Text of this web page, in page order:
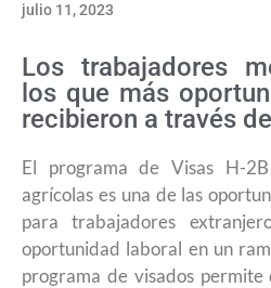
julio 11, 2023
Los trabajadores
los que más
recibieron a través
El programa de Visas H-
agrícolas es una de las
para trabajadores
oportunidad laboral en un
programa de visados permite